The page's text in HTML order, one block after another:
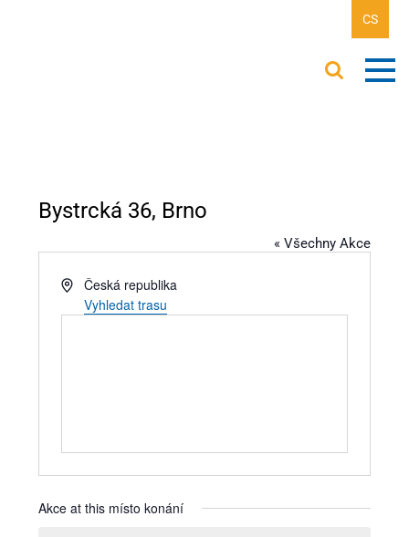
CS
Bystrcká 36, Brno
« Všechny Akce
AdresaČeská republika
Vyhledat trasu
Akce at this místo konání